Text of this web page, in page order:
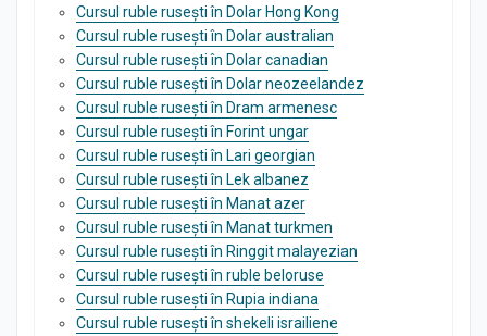
Cursul ruble rusești în Dolar Hong Kong
Cursul ruble rusești în Dolar australian
Cursul ruble rusești în Dolar canadian
Cursul ruble rusești în Dolar neozeelandez
Cursul ruble rusești în Dram armenesc
Cursul ruble rusești în Forint ungar
Cursul ruble rusești în Lari georgian
Cursul ruble rusești în Lek albanez
Cursul ruble rusești în Manat azer
Cursul ruble rusești în Manat turkmen
Cursul ruble rusești în Ringgit malayezian
Cursul ruble rusești în ruble beloruse
Cursul ruble rusești în Rupia indiana
Cursul ruble rusești în shekeli israiliene